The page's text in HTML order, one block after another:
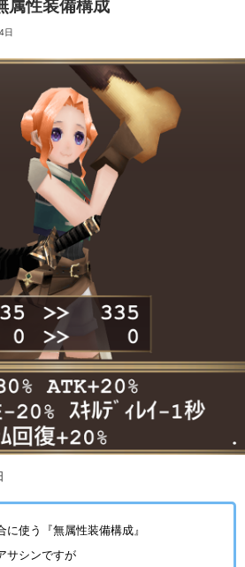
属性装備構成
日
使う『無属性装備構成』
サシンですが